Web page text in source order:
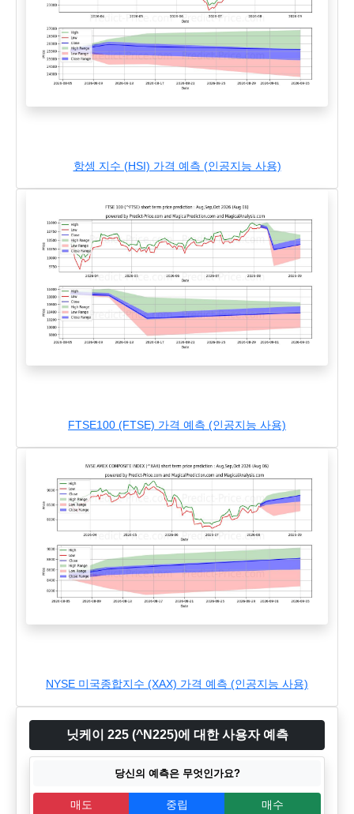
항셍 지수 (HSI) 가격 예측 (인공지능 사용)
FTSE100 (FTSE) 가격 예측 (인공지능 사용)
NYSE 미국종합지수 (XAX) 가격 예측 (인공지능 사용)
닛케이 225 (^N225)에 대한 사용자 예측
당신의 예측은 무엇인가요?
매도 중립 매수